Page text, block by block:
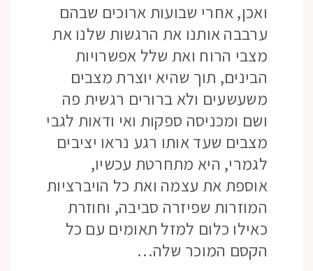
ואכן, אחרי שבועות ארוכים שבהם
ערבבה אותנו את הרגשות שלנו את
מצבי הרוח ואת שלל אפשרויות
הבינים, תוך שהיא יוצרת מצבים
משעשעים ולא ברורים רגשית פה
ושם ומכניסה ספקות ואי ודאות לגבי
מצבים שעד אותו רגע נראו יציבים
לגמרי, היא מתחרטת עכשיו,
אוספת את עצמה ואת כל הויברציות
המוזרות שפיזרה סביבה, וחוזרת
כאילו כלום למזל תאומים עם כל
הקסם המוכר שלה…